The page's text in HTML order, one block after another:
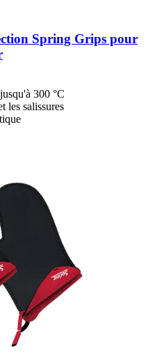
Spring Grips pour
300 °C
les salissures